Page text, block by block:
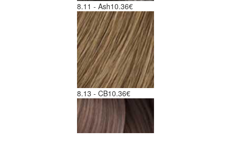
8.11 - Ash10.36€
8.13 - CB10.36€